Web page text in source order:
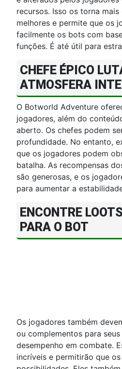
recursos. Isso os torna
melhores e permite que os
facilmente os bots com
funções. É até útil para
CHEFE ÉPICO
ATMOSFERA
O Botworld Adventure
jogadores, além do
aberto. Os chefes podem
profundidade. No entanto,
que os jogadores podem
batalha. As recompensas
são generosas, e os
para aumentar a
ENCONTRE
PARA O BOT
Os jogadores também
ou complementos para
desempenho em combate.
incríveis e permitirão que